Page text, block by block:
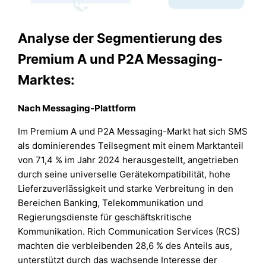
Analyse der Segmentierung des
Premium A und P2A Messaging-
Marktes:
Nach Messaging-Plattform
Im Premium A und P2A Messaging-Markt hat sich SMS
als dominierendes Teilsegment mit einem Marktanteil
von 71,4 % im Jahr 2024 herausgestellt, angetrieben
durch seine universelle Gerätekompatibilität, hohe
Lieferzuverlässigkeit und starke Verbreitung in den
Bereichen Banking, Telekommunikation und
Regierungsdienste für geschäftskritische
Kommunikation. Rich Communication Services (RCS)
machten die verbleibenden 28,6 % des Anteils aus,
unterstützt durch das wachsende Interesse der